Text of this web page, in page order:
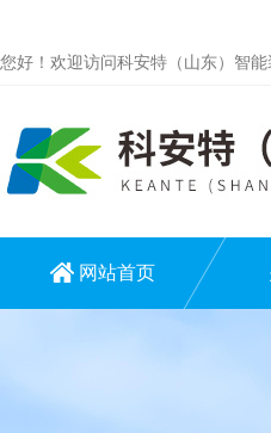
您好！欢迎访问科安特（山东）智能
网站首页